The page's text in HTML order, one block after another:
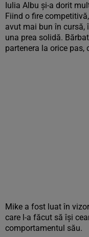
Iulia Albu și-a dorit
Fiind o fire
avut mai bun în cursă,
una prea solidă.
partenera la orice pas,
Mike a fost luat în
care l-a făcut să își
comportamentul său.